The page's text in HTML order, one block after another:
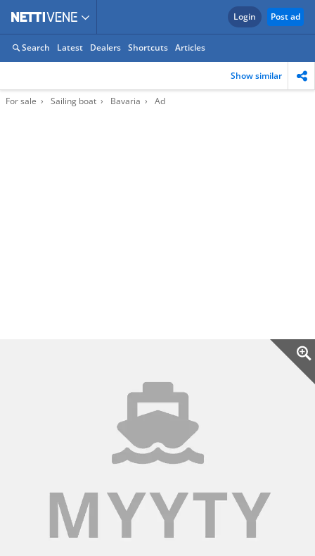
Login Post ad
Search Latest Dealers Shortcuts Articles
Show similar
For sale Sailing boat Bavaria Ad